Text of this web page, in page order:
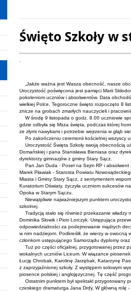
Święto Szkoły w
Treść
„Jakże ważna jest Wasza obecność, nasze
Uroczystość poświęcona jest pamięci Marii
pokoleniom uczniów i absolwentów. Data
wielkiej Polce. Tegoroczne święto rozpoczęto 8
znicze na grobach zmarłych nauczycieli i
W środę 9 listopada o godz. 8.00 uczniowie
gdzie odbyła się Msza święta, podczas której
ze złymi nawykami i potrzebie wejrzenia w głąb
Po zakończeniu ceremonii kościelnej wszyscy
Uroczystość Święta Szkoły swoją obecnością
Domańskiej i pana Stanisława Bieniasa oraz
dyrektorzy gimnazjów z gminy Stary Sącz.
Pan Jan Duda - Poseł na Sejm RP i absolwent
Marek Pławiak - Starosta Powiatu
Miasta i Gminy Stary Sącz, z sentymentem
Kuratorium Oświaty, życzyła uczniom sukcesów
Opoka w Starym Sączu.
Niewątpliwie najważniejszym punktem
szkolnej.
Tradycją stało się również przekazanie władzy
Dominika Słowik i Piotr Lorczyk. Ustępująca
odpowiedzialności za podejmowanie mądrych
w nim nadziejom. Podkreślił, że wierzy w owocną
członkom ustępującego Samorządu dyplomy
Tuż po części oficjalnej, przygotowanej przez
wokalnych uczniów Liceum. W wiązance
Łucję Chrobak, Karolinę Jarzębak, Katarzynę
z zaprzyjaźnionej szkoły. Z występem solowym
piosence polskiej i anglojęzycznej. Tę część
Ostatnim punktem był spektakl przygotowany
czeskiego dramaturga Jana Drdy. W główną rolę